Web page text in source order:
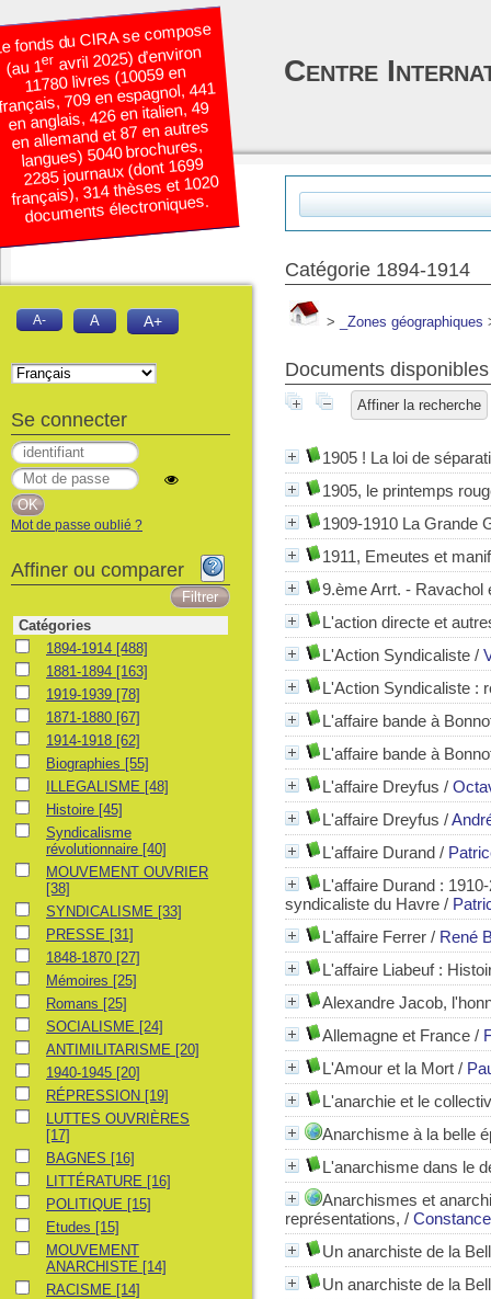
Catégorie 1894-1914
> _Zones géographiques
Documents
Affiner la recherche
1905 ! La loi de
1905, le printemps
1909-1910 La Grande
1911, Emeutes et
9.ème Arrt. - Ravachol
L'action directe et
L'Action Syndicaliste /
L'Action Syndicaliste :
L'affaire bande à
L'affaire bande à
L'affaire Dreyfus /
L'affaire Dreyfus /
L'affaire Durand /
L'affaire Durand :
syndicaliste du Havre /
L'affaire Ferrer / René
L'affaire Liabeuf :
Alexandre Jacob,
Allemagne et France /
L'Amour et la Mort /
L'anarchie et le
Anarchisme à la belle
L'anarchisme dans le
Anarchismes et
représentations, /
Un anarchiste de la
Un anarchiste de la
fonds du CIRA se compose
(au 1eravril 2025) d’environ
11780 livres (10059 en
709 en espagnol, 441
en anglais, 426 en italien, 49
en allemand et 87 en autres
langues) 5040 brochures,
2285 journaux (dont 1699
français), 314 thèses et 1020
documents électroniques.
Centre
A- A A+
Se connecter
Mot de passe oublié ?
Affiner ou comparer
Catégories
1894-19141894-1914 [488]
1881-18941881-1894 [163]
1919-19391919-1939 [78]
1871-18801871-1880 [67]
1914-19181914-1918 [62]
Biographies
Biographies [55]
ILLEGALISME
ILLEGALISME [48]
HistoireHistoire [45]
Syndicalisme révolutionnaire
Syndicalisme
révolutionnaire [40]
MOUVEMENT OUVRIER
MOUVEMENT OUVRIER
[38]
SYNDICALISME
SYNDICALISME [33]
PRESSEPRESSE [31]
1848-18701848-1870 [27]
MémoiresMémoires [25]
RomansRomans [25]
SOCIALISME
SOCIALISME [24]
ANTIMILITARISME
ANTIMILITARISME [20]
1940-19451940-1945 [20]
RÉPRESSION
RÉPRESSION [19]
LUTTES OUVRIÈRES
LUTTES OUVRIÈRES
[17]
BAGNESBAGNES [16]
LITTÉRATURE
LITTÉRATURE [16]
POLITIQUE
POLITIQUE [15]
EtudesEtudes [15]
MOUVEMENT ANARCHISTE
MOUVEMENT
ANARCHISTE [14]
RACISMERACISME [14]